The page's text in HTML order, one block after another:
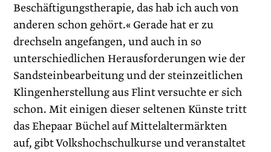
Beschäftigungstherapie, das hab ich auch von
anderen schon gehört.« Gerade hat er zu
drechseln angefangen, und auch in so
unterschiedlichen Herausforderungen wie der
Sandsteinbearbeitung und der steinzeitlichen
Klingenherstellung aus Flint versuchte er sich
schon. Mit einigen dieser seltenen Künste tritt
das Ehepaar Büchel auf Mittelaltermärkten
auf, gibt Volkshochschulkurse und veranstaltet